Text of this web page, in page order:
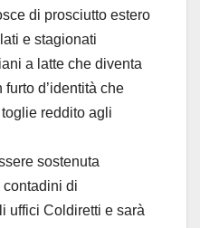
di prosciutto estero
e stagionati
a latte che diventa
d’identità che
reddito agli
sostenuta
contadini di
uffici Coldiretti e sarà